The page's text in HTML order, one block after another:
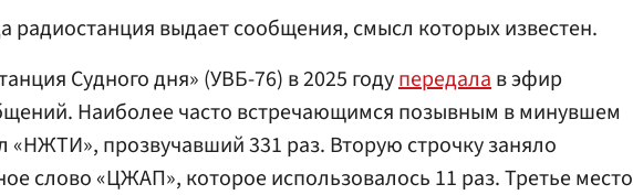
радиостанция выдает сообщения, смысл которых известен.
Судного дня» (УВБ-76) в 2025 годупередалав эфир
Наиболее часто встречающимся позывным в минувшем
«НЖТИ», прозвучавший 331 раз. Вторую строчку заняло
слово «ЦЖАП», которое использовалось 11 раз. Третье место